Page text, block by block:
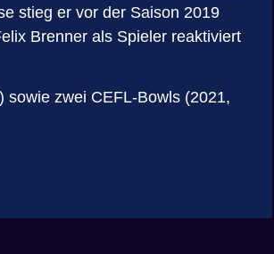
stieg er vor der Saison 2019
Brenner als Spieler reaktiviert
sowie zwei CEFL-Bowls (2021,